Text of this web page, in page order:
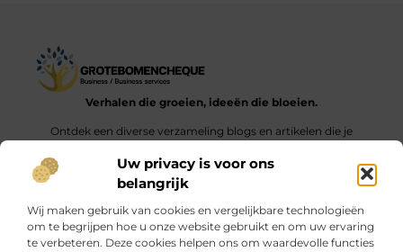
Uw privacy is voor ons
belangrijk
Wij maken gebruik van cookies en vergelijkbare technologieën
om te begrijpen hoe u onze website gebruikt en om uw ervaring
te verbeteren. Deze cookies helpen ons om waardevolle functies
Verhalen die groeien, ideeën die bloeien.
Ontdek een diverse verzameling blogs en artikelen die je
dagelijks leven.